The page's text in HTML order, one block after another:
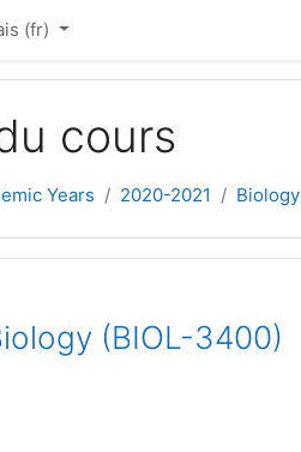
‎(fr)‎
cours
Years 2020-2021 Biology
(BIOL-3400)